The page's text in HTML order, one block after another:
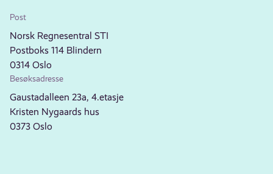
Post
Norsk Regnesentral STI
Postboks 114 Blindern
0314 Oslo
Besøksadresse
Gaustadalleen 23a, 4.etasje
Kristen Nygaards hus
0373 Oslo